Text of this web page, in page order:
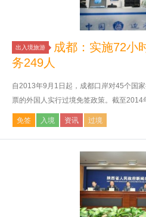
出入境旅游
成都：实施72小
务249人
自2013年9月1日起，成都口岸对45个国
票的外国人实行过境免签政策。截至2014
免签 入境 资讯 过境